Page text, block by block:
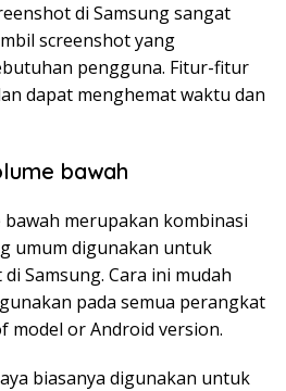
di Samsung sangat
screenshot yang
pengguna. Fitur-fitur
dapat menghemat waktu dan
bawah
merupakan kombinasi
umum digunakan untuk
Samsung. Cara ini mudah
pada semua perangkat
model or Android version.
biasanya digunakan untuk